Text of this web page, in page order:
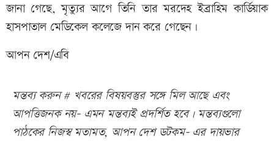
জানা গেছে, মৃত্যুর আগে তিনি তার মরদেহ ইব্রাহিম কার্ডিয়াক
হাসপাতাল মেডিকেল কলেজে দান করে গেছেন।
আপন দেশ/এবি
মন্তব্য করুন # খবরের বিষয়বস্তুর সঙ্গে মিল আছে এবং
আপত্তিজনক নয়- এমন মন্তব্যই প্রদর্শিত হবে। মন্তব্যগুলো
পাঠকের নিজস্ব মতামত, আপন দেশ ডটকম- এর দায়ভার